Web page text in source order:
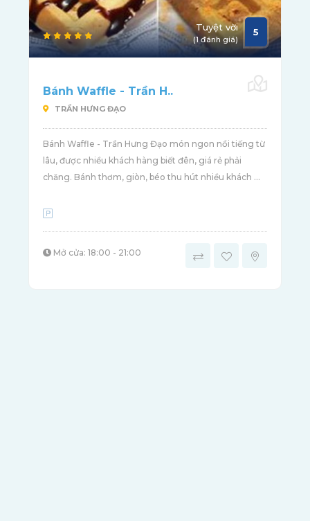
Tuyệt vời
(1 đánh giá)
5
Bánh Waffle - Trần H..
TRẦN HƯNG ĐẠO
Bánh Waffle - Trần Hưng Đạo món ngon nổi tiếng từ
lâu, được nhiều khách hàng biết đên, giá rẻ phải
chăng. Bánh thơm, giòn, béo thu hút nhiều khách ...
Mở cửa: 18:00 - 21:00